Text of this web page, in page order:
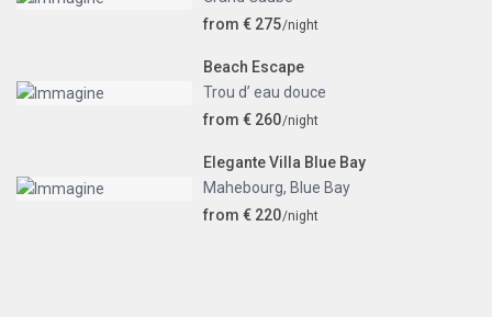
from € 275/night
Beach Escape
Trou d’ eau douce
from € 260/night
Elegante Villa Blue Bay
Mahebourg, Blue Bay
from € 220/night